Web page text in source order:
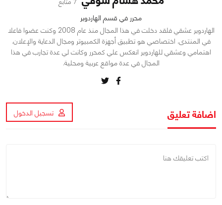
محرر في قسم الهاردوير
الهاردوير عشقي فلقد دخلت في هذا المجال منذ عام 2008 وكنت عضوا فاعلا
في المنتدى. اختصاصي هو تطبيق أجهزة الكمبيوتر ومجال الدعاية والإعلان.
اهتمامي وعشقي للهاردوير انعكس علي كمحرر وكانت لي عدة تجارب في هذا
المجال في عدة مواقع عربية ومحلية.
اضافة تعليق تسجيل الدخول